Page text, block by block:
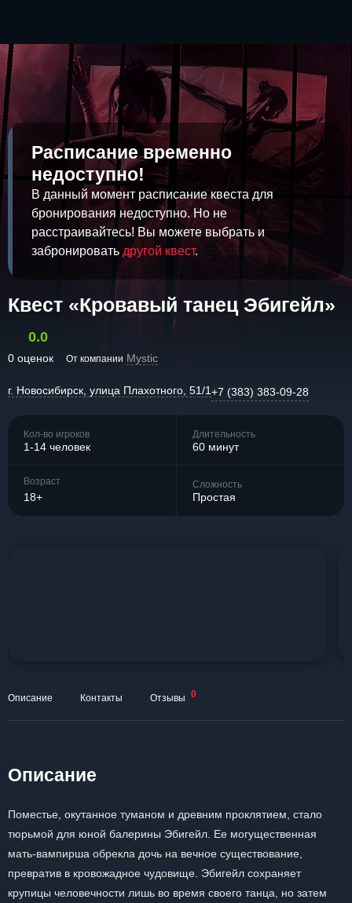
Расписание временно
недоступно!
В данный момент расписание квеста для
бронирования недоступно. Но не
расстраивайтесь! Вы можете выбрать и
забронировать другой квест.
Квест «Кровавый танец Эбигейл»
0.0
0 оценок От компании Mystic
г. Новосибирск, улица Плахотного, 51/1+7 (383) 383-09-28
Кол-во игроков
1-14 человек
Длительность
60 минут
Возраст
18+
Сложность
Простая
Описание Контакты Отзывы 0
Описание
Поместье, окутанное туманом и древним проклятием, стало
тюрьмой для юной балерины Эбигейл. Ее могущественная
мать-вампирша обрекла дочь на вечное существование,
превратив в кровожадное чудовище. Эбигейл сохраняет
крупицы человечности лишь во время своего танца, но затем